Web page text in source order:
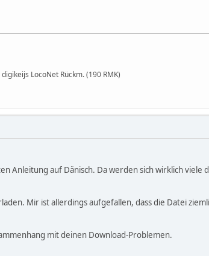
LocoNet Rückm. (190 RMK)
Anleitung auf Dänisch. Da werden sich wirklich viele
Mir ist allerdings aufgefallen, dass die Datei
mit deinen Download-Problemen.